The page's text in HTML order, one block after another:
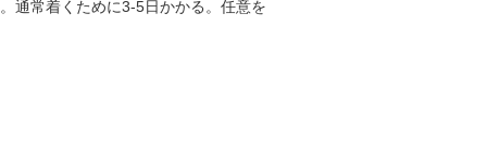
通常着くために3-5日かかる。任意を